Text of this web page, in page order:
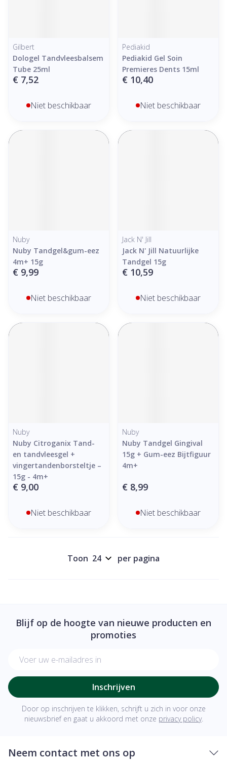
Gilbert
Dologel Tandvleesbalsem
Tube 25ml
€ 7,52
Niet beschikbaar
Pediakid
Pediakid Gel Soin
Premieres Dents 15ml
€ 10,40
Niet beschikbaar
Nuby
Nuby Tandgel&gum-eez
4m+ 15g
€ 9,99
Niet beschikbaar
Jack N' Jill
Jack N' Jill Natuurlijke
Tandgel 15g
€ 10,59
Niet beschikbaar
Nuby
Nuby Citroganix Tand-
en tandvleesgel +
vingertandenborsteltje –
15g - 4m+
€ 9,00
Niet beschikbaar
Nuby
Nuby Tandgel Gingival
15g + Gum-eez Bijtfiguur
4m+
€ 8,99
Niet beschikbaar
Toon per pagina
Blijf op de hoogte van nieuwe producten en
promoties
Inschrijven
Door op inschrijven te klikken, schrijft u zich in voor onze
nieuwsbrief en gaat u akkoord met onze privacy policy.
Neem contact met ons op